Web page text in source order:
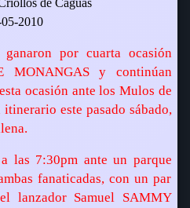
de Caguas
2010
por cuarta ocasión
y continúan
ocasión ante los Mulos de
este pasado sábado,
las 7:30pm ante un parque
fanaticadas, con un par
lanzador Samuel SAMMY